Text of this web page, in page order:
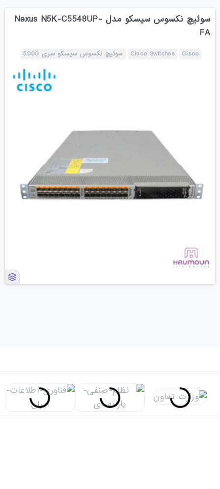
سوئیچ نکسوس سیسکو مدل Nexus N5K-C5548UP-
FA
Cisco
Cisco Switches سوئیچ نکسوس سیسکو سری 5000